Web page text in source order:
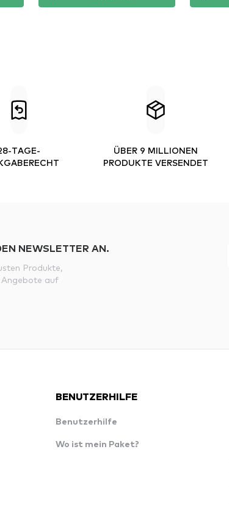
TAGE-
ÜBER 9 MILLIONEN
PRODUKTE VERSENDET
NEWSLETTER AN.
Produkte,
Angebote auf
BENUTZERHILFE
Benutzerhilfe
Wo ist mein Paket?